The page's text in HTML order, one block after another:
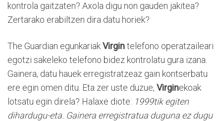
kontrola gaitzaten? Axola digu non gauden jakitea?
Zertarako erabiltzen dira datu horiek?
The Guardian egunkariakVirgintelefono operatzaileari
egotzi sakeleko telefono bidez kontrolatu gura izana.
Gainera, datu hauek erregistratzeaz gain kontserbatu
ere egin omen ditu. Eta zer uste duzue, Virginekoak
lotsatu egin direla? Halaxe diote: 1999tik egiten
dihardugu-eta. Gainera erregistratua duguna ez dugu